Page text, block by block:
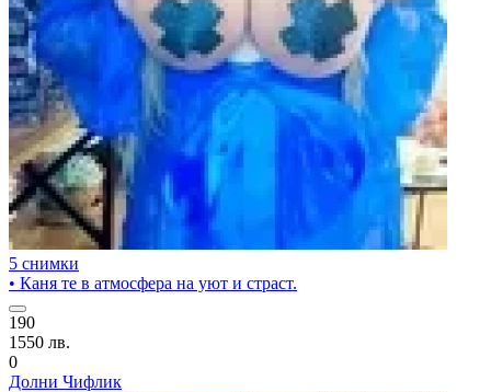
5 снимки
• Каня те в атмосфера на уют и страст.
190
1550 лв.
0
Долни Чифлик